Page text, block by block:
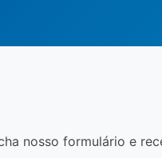
nosso formulário e